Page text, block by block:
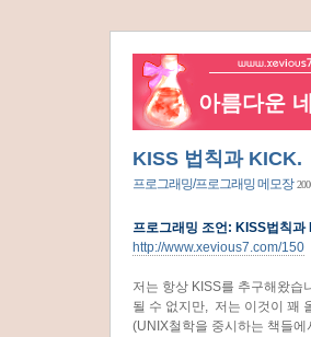
아름다운
KISS 법칙과 KICK.
프로그래밍/프로그래밍 메모장
프로그래밍 조언: KISS법칙과
http://www.xevious7.com/150
저는 항상 KISS를 추구해왔습
될 수 없지만, 저는 이것이 꽤
(UNIX철학을 중시하는 책들